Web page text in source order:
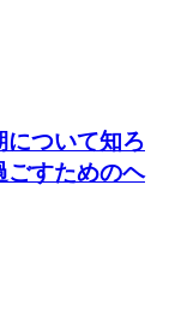
について知ろ
ごすためのヘ